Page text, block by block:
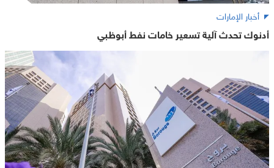
أخبار الإمارات
أدنوك تحدث آلية تسعير خامات نفط أبوظبي